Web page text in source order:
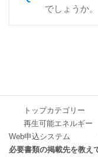
でしょうか。
トップカテゴリー
再生可能エネルギー
Web申込システム
必要書類の掲載先を教え